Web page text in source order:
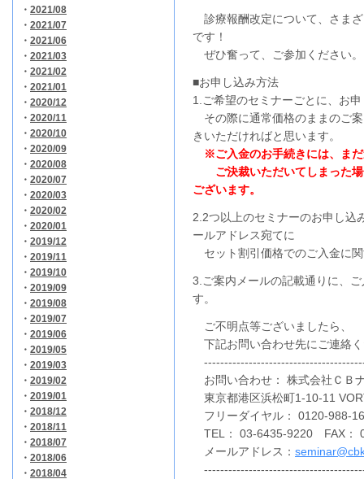
・ 2021/08
・ 2021/07
・ 2021/06
・ 2021/03
・ 2021/02
・ 2021/01
・ 2020/12
・ 2020/11
・ 2020/10
・ 2020/09
・ 2020/08
・ 2020/07
・ 2020/03
・ 2020/02
・ 2020/01
・ 2019/12
・ 2019/11
・ 2019/10
・ 2019/09
・ 2019/08
・ 2019/07
・ 2019/06
・ 2019/05
・ 2019/03
・ 2019/02
・ 2019/01
・ 2018/12
・ 2018/11
・ 2018/07
・ 2018/06
・ 2018/04
診療報酬改定について、さま
です！
ぜひ奮って、ご参加ください。
■お申し込み方法
1.ご希望のセミナーごとに、お
その際に通常価格のままのご
きいただければと思います。
※ご入金のお手続きには、ま
ご決裁いただいてしまった場
ございます。
2.2つ以上のセミナーのお申し込
ールアドレス宛てに
セット割引価格でのご入金に
3.ご案内メールの記載通りに、
す。
ご不明点等ございましたら、
下記お問い合わせ先にご連絡
お問い合わせ： 株式会社ＣＢ
東京都港区浜松町1-10-11
フリーダイヤル： 0120-988-
TEL： 03-6435-9220 FAX：
メールアドレス：